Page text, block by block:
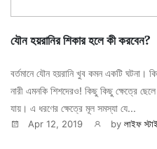
যৌন হয়রানির শিকার হলে কী করবেন?
বর্তমানে যৌন হয়রানি খুব কমন একটি ঘটনা।
নারী এমনকি শিশদেরও! কিছু কিছু ক্ষেত্রে
যায়। এ ধরণের ক্ষেত্রে মূল সমস্যা যে...
Apr 12, 2019 by লাইফ